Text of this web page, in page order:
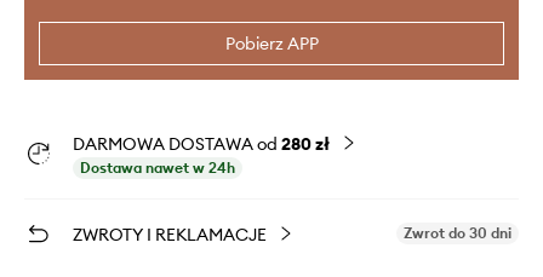
Pobierz APP
DARMOWA DOSTAWA od 280 zł
Dostawa nawet w 24h
ZWROTY I REKLAMACJE Zwrot do 30 dni